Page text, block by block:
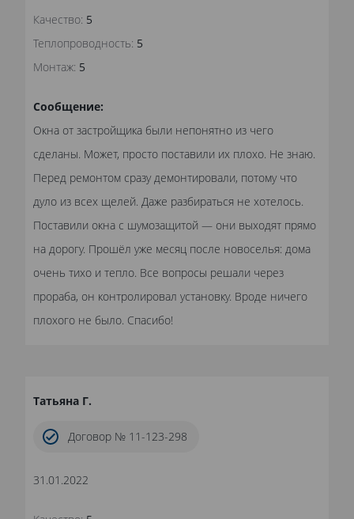
Качество: 5
Теплопроводность: 5
Монтаж: 5
Сообщение:
Окна от застройщика были непонятно из чего
сделаны. Может, просто поставили их плохо. Не знаю.
Перед ремонтом сразу демонтировали, потому что
дуло из всех щелей. Даже разбираться не хотелось.
Поставили окна с шумозащитой — они выходят прямо
на дорогу. Прошёл уже месяц после новоселья: дома
очень тихо и тепло. Все вопросы решали через
прораба, он контролировал установку. Вроде ничего
плохого не было. Спасибо!
Татьяна Г.
Договор № 11-123-298
31.01.2022